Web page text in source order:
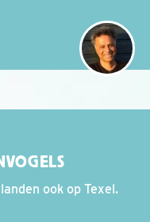
ook op Texel.